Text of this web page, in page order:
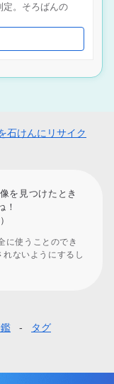
定。そろばんの
けんにリサイク
を見つけたとき
！
に使うことのでき
ないようにするし
タグ